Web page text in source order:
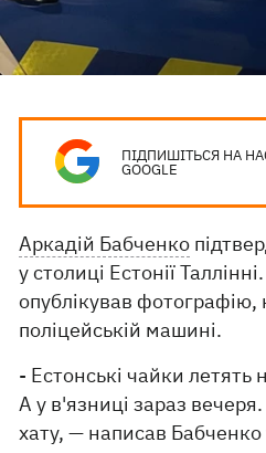
ПІДПИШІТЬСЯ НА
GOOGLE
Аркадій Бабченко
у столиці Естонії
опублікував фотографію,
поліцейській машині.
- Естонські чайки
А у в'язниці зараз
хату, — написав